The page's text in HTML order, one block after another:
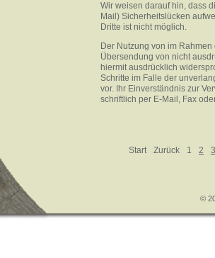
Wir weisen darauf hin, dass
Mail) Sicherheitslücken
Dritte ist nicht möglich.
Der Nutzung von im
Übersendung von nicht
hiermit ausdrücklich
Schritte im Falle der
vor. Ihr Einverständnis zur
schriftlich per E-Mail, Fax
Start Zurück 1 2 3
©